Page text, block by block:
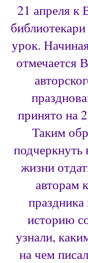
21 апреля
урок.
отмечается
принято
Таким
жизни
авторам
историю
узнали,
на чем